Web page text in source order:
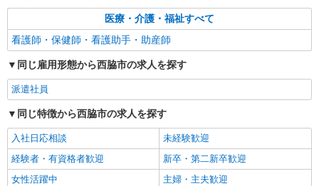
医療・介護・福祉すべて
看護師・保健師・看護助手・助産師
同じ雇用形態から西脇市の求人を探す
派遣社員
同じ特徴から西脇市の求人を探す
入社日応相談
未経験歓迎
経験者・有資格者歓迎
新卒・第二新卒歓迎
女性活躍中
主婦・主夫歓迎